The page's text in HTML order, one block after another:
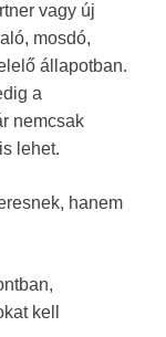
vagy új
mosdó,
állapotban.
a
nemcsak
lehet.
hanem
kell